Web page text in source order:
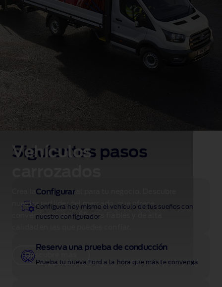
Vehículos
Crea la Transit ideal para tu negocio. Descubre
nuestra red líder del mercado, que ofrece
conversiones de vehículos fiables y de alta
Descubre más
Siguientes pasos
Configurar
Configura hoy mismo el vehículo de tus sueños con
nuestro configurador
Reserva una prueba de conducción
Prueba tu nueva Ford a la hora que más te convenga